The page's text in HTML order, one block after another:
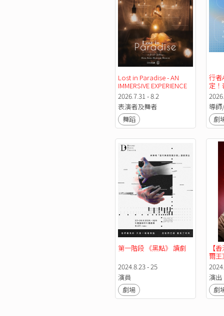
Lost in Paradise - AN
IMMERSIVE EXPERIENCE
× CONTEMPORARY
DANCE
2026.7.31 - 8.2
表演者及舞者
舞蹈
行者
定
導
劇
第一階段 《黑點》 讀劇
2024.8.23 - 25
演員
劇場
【
爾王
演出
劇